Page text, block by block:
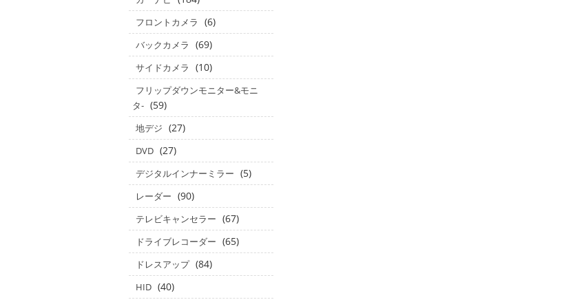
フロントカメラ (6)
バックカメラ (69)
サイドカメラ (10)
フリップダウンモニター&モニ
タ‐ (59)
地デジ (27)
DVD (27)
デジタルインナーミラー (5)
レーダー (90)
テレビキャンセラー (67)
ドライブレコーダー (65)
ドレスアップ (84)
HID (40)